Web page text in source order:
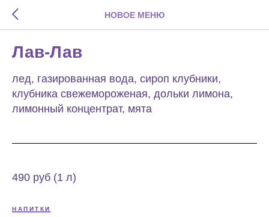
НОВОЕ МЕНЮ
Лав-Лав
лед, газированная вода, сироп клубники,
клубника свежемороженая, дольки лимона,
лимонный концентрат, мята
490 руб (1 л)
НАПИТКИ